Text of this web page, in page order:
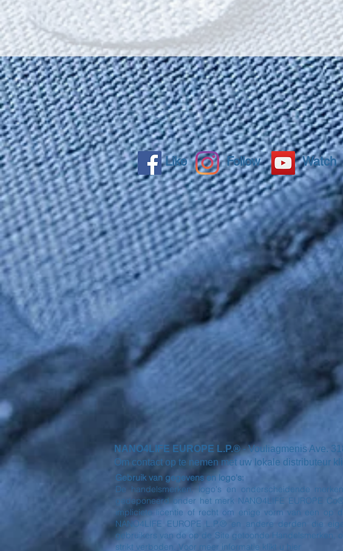
Like Follow Watch
NANO4LIFE EUROPE L.P.®- Vouliagmenis Ave.
Om contact op te nemen met uw lokale distributeur
Gebruik van gegevens en logo's:
De handelsmerken, logo's en onderscheidende
gedeponeerd onder het merk NANO4LIFE EUROPE
impliciete licentie of recht om enige vorm van een op
NANO4LIFE EUROPE L.P.® en andere derden die
gebruikers van de op de Site getoonde Handelsmerken,
strikt verboden. Voor meer informatie klikt u hier